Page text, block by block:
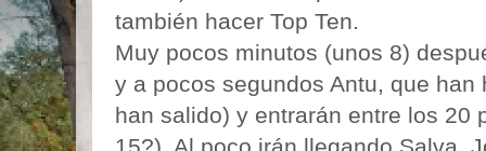
también hacer Top Ten.
Muy pocos minutos (unos 8)
y a pocos segundos Antu, que
han salido) y entrarán entre los 20